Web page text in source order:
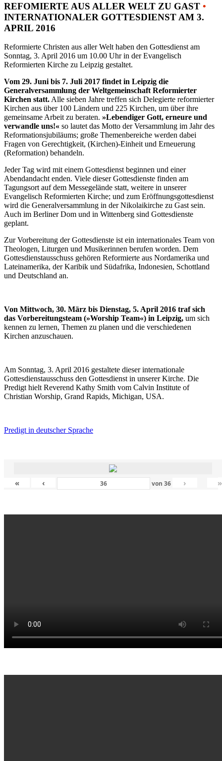
REFOMIERTE AUS ALLER WELT ZU GAST •
INTERNATIONALER GOTTESDIENST AM 3.
APRIL 2016
Reformierte Christen aus aller Welt haben den Gottesdienst am
Sonntag, 3. April 2016 um 10.00 Uhr in der Evangelisch
Reformierten Kirche zu Leipzig gestaltet.
Vom 29. Juni bis 7. Juli 2017 findet in Leipzig die
Generalversammlung der Weltgemeinschaft Reformierter
Kirchen statt.Alle sieben Jahre treffen sich Delegierte reformierter
Kirchen aus über 100 Ländern und 225 Kirchen, um über ihre
gemeinsame Arbeit zu beraten. »Lebendiger Gott, erneure und
verwandle uns!« so lautet das Motto der Versammlung im Jahr des
Reformationsjubiläums; große Themenbereiche werden dabei
Fragen von Gerechtigkeit, (Kirchen)-Einheit und Erneuerung
(Reformation) behandeln.
Jeder Tag wird mit einem Gottesdienst beginnen und einer
Abendandacht enden. Viele dieser Gottesdienste finden am
Tagungsort auf dem Messegelände statt, weitere in unserer
Evangelisch Reformierten Kirche; und zum Eröffnungsgottesdienst
wird die Generalversammlung in der Nikolaikirche zu Gast sein.
Auch im Berliner Dom und in Wittenberg sind Gottesdienste
geplant.
Zur Vorbereitung der Gottesdienste ist ein internationales Team von
Theologen, Liturgen und Musikerinnen berufen worden. Dem
Gottesdienstausschuss gehören Reformierte aus Nordamerika und
Lateinamerika, der Karibik und Südafrika, Indonesien, Schottland
und Deutschland an.
Von Mittwoch, 30. März bis Dienstag, 5. April 2016 traf sich
das Vorbereitungsteam (»Worship Team«) in Leipzig, um sich
kennen zu lernen, Themen zu planen und die verschiedenen
Kirchen anzuschauen.
Am Sonntag, 3. April 2016 gestaltete dieser internationale
Gottesdienstausschuss den Gottesdienst in unserer Kirche. Die
Predigt hielt Reverend Kathy Smith vom Calvin Institute of
Christian Worship, Grand Rapids, Michigan, USA.
Predigt in deutscher Sprache
« ‹ von36 › »